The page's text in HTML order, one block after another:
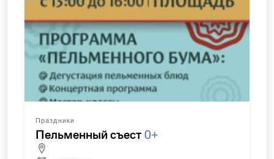
Праздники
Пельменный съест0+